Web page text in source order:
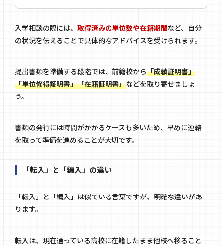
入学相談の際には、 取得済みの単位数や在籍期間など、自分
の状況を伝えることで具体的なアドバイスを受けられます。
提出書類を準備する段階では、前籍校から「成績証明書」
「単位修得証明書」「在籍証明書」などを取り寄せましょ
う。
書類の発行には時間がかかるケースも多いため、早めに連絡
を取って準備を進めることが大切です。
「転入」と「編入」の違い
「転入」と「編入」は似ている言葉ですが、明確な違いがあ
ります。
転入は、現在通っている高校に在籍したまま他校へ移ること